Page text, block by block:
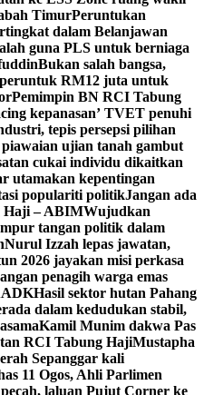
TimurPeruntukan
dalam Belanjawan
guna PLS untuk berniaga
Bukan salah bangsa,
RM12 juta untuk
Pemimpin BN RCI Tabung
kepanasan’ TVET penuhi
tepis persepsi pilihan
ujian tanah gambut
cukai individu dikaitkan
utamakan kepentingan
populariti politikJangan ada
Haji – ABIMWujudkan
tangan politik dalam
Nurul Izzah lepas jawatan,
2026 jayakan misi perkasa
penagih warga emas
Hasil sektor hutan Pahang
dalam kedudukan stabil,
Kamil Munim dakwa Pas
RCI Tabung HajiMustapha
Sepanggar kali
11 Ogos, Ahli Parlimen
laluan Pujut Corner ke